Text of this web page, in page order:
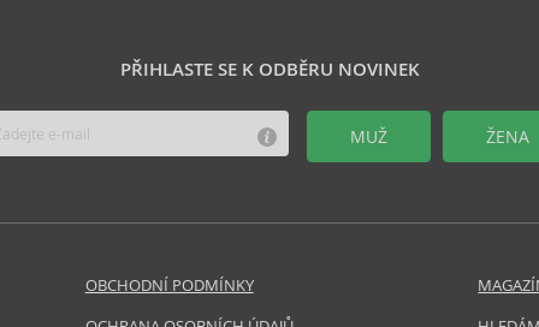
PŘIHLASTE SE K ODBĚRU NOVINEK
MUŽ ŽENA
OBCHODNÍ PODMÍNKY